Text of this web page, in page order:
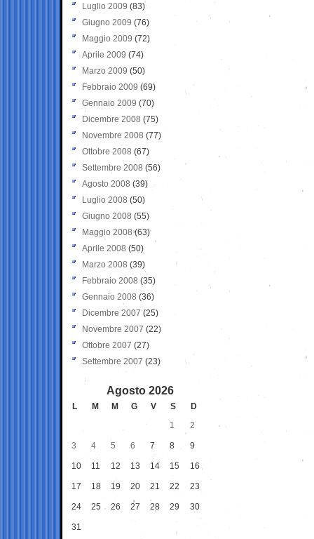
Luglio 2009 (83)
Giugno 2009 (76)
Maggio 2009 (72)
Aprile 2009 (74)
Marzo 2009 (50)
Febbraio 2009 (69)
Gennaio 2009 (70)
Dicembre 2008 (75)
Novembre 2008 (77)
Ottobre 2008 (67)
Settembre 2008 (56)
Agosto 2008 (39)
Luglio 2008 (50)
Giugno 2008 (55)
Maggio 2008(63)
Aprile 2008 (50)
Marzo 2008 (39)
Febbraio 2008 (35)
Gennaio 2008 (36)
Dicembre 2007 (25)
Novembre 2007 (22)
Ottobre 2007 (27)
Settembre 2007 (23)
Agosto 2026
L M M G V S
D
1
2
3 4 5 6 7 8 9
10 11 12 13 14 15 16
17 18 19 20 21 22 23
24 25 26 27 28 29 30
31